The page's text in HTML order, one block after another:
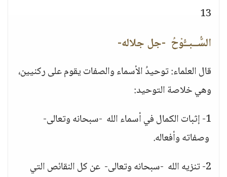
13
السُّــبــُّوْحُ -جل جلاله-
قال العلماء: توحيدُ الأسماء والصفات يقوم على ركنيين،
وهي خلاصة التوحيد:
1- إثبات الكمال في أسماء الله -سبحانه وتعالى-
وصفاته وأفعاله.
2- تنزيه الله -سبحانه وتعالى- عن كل النقائص التي